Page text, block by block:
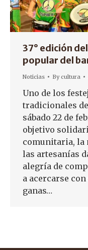
37° edición
popular del
Noticias Bycultura
Uno de los
tradicionales
sábado 22 de
objetivo
comunitaria, la
las artesanías
alegría de
a acercarse
ganas…